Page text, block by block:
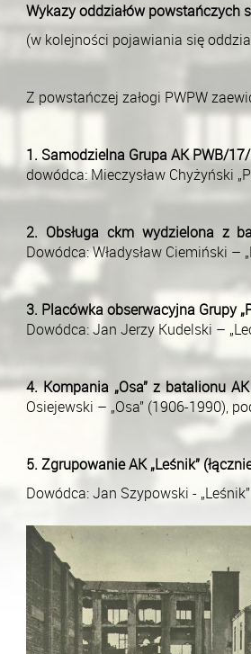
Wykazy oddziałów powstańczych
(w kolejności pojawiania się
Z powstańczej załogi PWPW
1. Samodzielna Grupa AK PWB/
dowódca: Mieczysław Chyżyński
2. Obsługa ckm wydzielona z
Dowódca: Władysław Ciemiński –
3. Placówka obserwacyjna Grupy
Dowódca: Jan Jerzy Kudelski –
4. Kompania „Osa” z batalionu
Osiejewski – „Osa” (1906-1990),
5. Zgrupowanie AK „Leśnik”
Dowódca: Jan Szypowski -